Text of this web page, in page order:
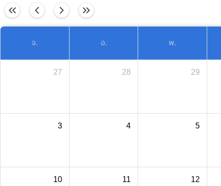
จ. อ. พ.
27 28 29
3 4 5
10 11 12